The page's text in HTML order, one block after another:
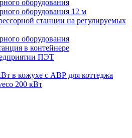
оборудования
оборудования 12 м
станции на регулируемых
оборудования
в контейнере
ПЭТ
в кожухе с АВР для коттеджа
200 кВт